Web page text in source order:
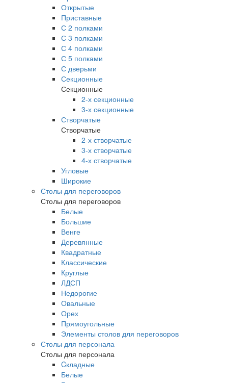
Открытые
Приставные
С 2 полками
С 3 полками
С 4 полками
С 5 полками
С дверьми
Секционные
Секционные
2-х секционные
3-х секционные
Створчатые
Створчатые
2-х створчатые
3-х створчатые
4-х створчатые
Угловые
Широкие
Столы для переговоров
Столы для переговоров
Белые
Большие
Венге
Деревянные
Квадратные
Классические
Круглые
ЛДСП
Недорогие
Овальные
Орех
Прямоугольные
Элементы столов для переговоров
Столы для персонала
Столы для персонала
Cкладные
Белые